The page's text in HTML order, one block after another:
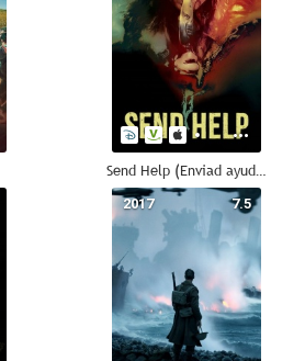
Send Help (Enviad ayuda)
7.5
2017